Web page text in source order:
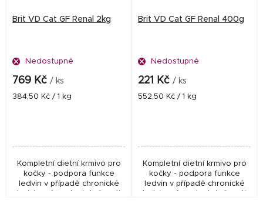
Brit VD Cat GF Renal 2kg
Nedostupné
769 Kč / ks
Měrná
384,50 Kč / 1 kg
Kompletní dietní krmivo pro
kočky - podpora funkce
ledvin v případě chronické
ledvinové nedostatečnosti
Brit VD Cat GF Renal 400g
Nedostupné
221 Kč / ks
Měrná
552,50 Kč / 1 kg
Kompletní dietní krmivo pro
kočky - podpora funkce
ledvin v případě chronické
ledvinové nedostatečnosti